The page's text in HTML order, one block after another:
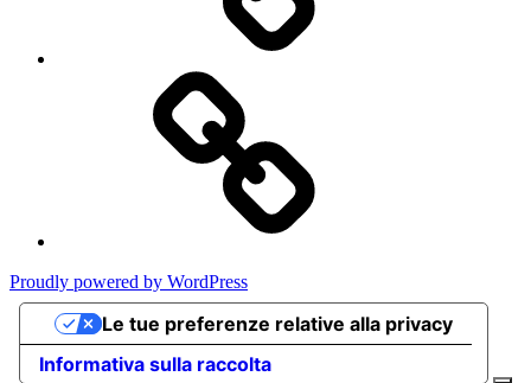
Proudly powered by WordPress
Informativa sulla raccolta
Le tue preferenze relative alla privacy